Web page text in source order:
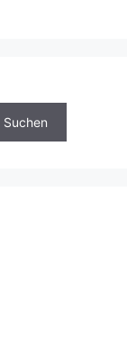
Suchen